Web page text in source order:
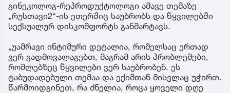
გინეკოლოგ-რეპროდუქტოლოგი ამავე თემაზე
„რუსთავი2“-ის ეთერშიც საუბრობს და წყვილებში
სექსუალურ დისკომფორტს განმარტავს.
„უამრავი ინტიმური დეტალია, რომელსაც ერთად
ვერ გადმოვალაგებთ, მაგრამ არის პრობლემები,
რომლებზეც წყვილები ვერ საუბრობენ. ეს
ტაბუდადებული თემაა და ექიმთან მისვლაც უჭირთ.
წარმოიდგინეთ, რა ძნელია, როცა ყოველი დღე